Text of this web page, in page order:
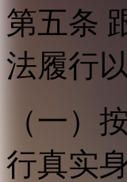
第五条
法履行
（一）
行真实